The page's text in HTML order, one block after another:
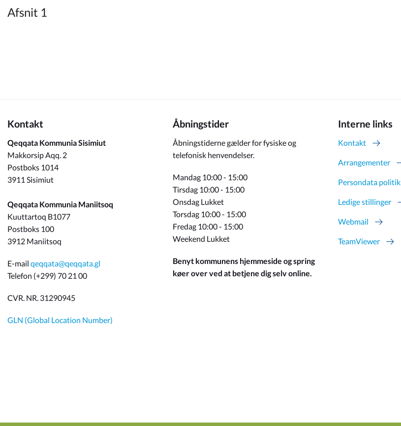
Om Kommunen
Afsnit 1
Kontakt
Qeqqata Kommunia Sisimiut
Makkorsip Aqq. 2
Postboks 1014
3911 Sisimiut
Qeqqata Kommunia Maniitsoq
Kuuttartoq B1077
Postboks 100
3912 Maniitsoq
E-mail qeqqata@qeqqata.gl
Telefon (+299) 70 21 00
CVR. NR. 31290945
GLN (Global Location Number)
Åbningstider
Åbningstiderne gælder for fysiske og
telefonisk henvendelser.
Mandag 10:00 - 15:00
Tirsdag 10:00 - 15:00
Onsdag Lukket
Torsdag 10:00 - 15:00
Fredag 10:00 - 15:00
Weekend Lukket
Benyt kommunens hjemmeside og spring
køer over ved at betjene dig selv online.
Interne links
Kontakt
Arrangementer
Persondata politik
Ledige stillinger
Webmail
TeamViewer